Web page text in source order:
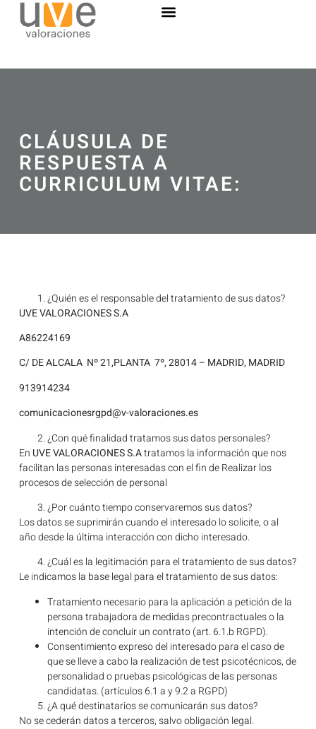
CLÁUSULA DE
RESPUESTA A
CURRICULUM VITAE:
¿Quién es el responsable del tratamiento de sus datos?
UVE VALORACIONES S.A
A86224169
C/ DE ALCALA Nº 21,PLANTA 7º, 28014 – MADRID, MADRID
913914234
comunicacionesrgpd@v-valoraciones.es
¿Con qué finalidad tratamos sus datos personales?
En UVE VALORACIONES S.Atratamos la información que nos
facilitan las personas interesadas con el fin de Realizar los
procesos de selección de personal
¿Por cuánto tiempo conservaremos sus datos?
Los datos se suprimirán cuando el interesado lo solicite, o al
año desde la última interacción con dicho interesado.
¿Cuál es la legitimación para el tratamiento de sus datos?
Le indicamos la base legal para el tratamiento de sus datos:
Tratamiento necesario para la aplicación a petición de la
persona trabajadora de medidas precontractuales o la
intención de concluir un contrato (art. 6.1.b RGPD).
Consentimiento expreso del interesado para el caso de
que se lleve a cabo la realización de test psicotécnicos, de
personalidad o pruebas psicológicas de las personas
candidatas. (artículos 6.1 a y 9.2 a RGPD)
¿A qué destinatarios se comunicarán sus datos?
No se cederán datos a terceros, salvo obligación legal.